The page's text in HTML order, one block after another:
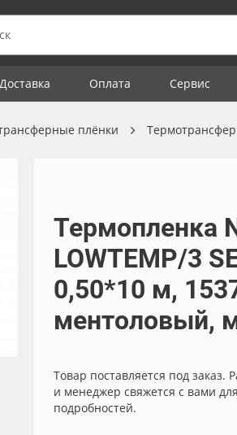
Доставка Оплата Сервис
плёнки
Термопленка
LOWTEMP/3
0,50*10 м,
ментоловый,
Товар поставляется под заказ.
и менеджер свяжется с вами
подробностей.